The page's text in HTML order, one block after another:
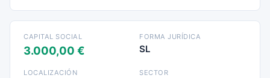
CAPITAL SOCIAL
3.000,00 €
FORMA JURÍDICA
SL
LOCALIZACIÓN SECTOR